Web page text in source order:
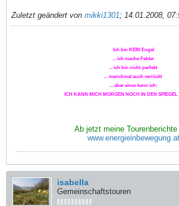
Zuletzt geändert von mikki1301; 14.01.2008,
Ich bin KEIN Engel
... ich mache Fehler
... ich bin nicht perfekt
... manchmal auch verrückt
... aber eines kann ich:
ICH KANN MICH MORGEN NOCH IN DEN SPIEGEL
Ab jetzt meine Tourenberichte
www.energieinbewegung.at
isabella
Gemeinschaftstouren